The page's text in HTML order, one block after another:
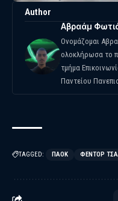
Author
Αβραάμ
Ονομάζομαι
ολοκλήρωσα το
τμήμα
Παντείου
TAGGED: ΠΑΟΚ ΦΈΝΤΟΡ